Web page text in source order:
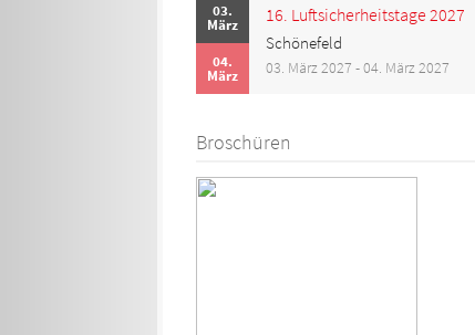
03.
März
04.
März
16. Luftsicherheitstage 2027
Schönefeld
03. März 2027 - 04. März 2027
Broschüren